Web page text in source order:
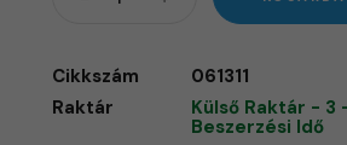
Cikkszám
061311
Raktár
Külső Raktár - 3
Beszerzési Idő